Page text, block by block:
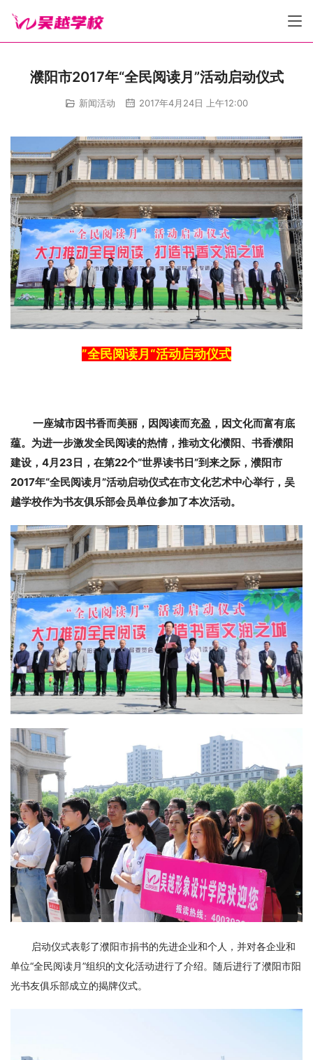
濮阳市2017年“全民阅读月”活动启动仪式
新闻活动 2017年4月24日 上午12:00
”全民阅读月“活动启动仪式
一座城市因书香而美丽，因阅读而充盈，因文化而富有底
蕴。为进一步激发全民阅读的热情，推动文化濮阳、书香濮阳
建设，4月23日，在第22个“世界读书日”到来之际，濮阳市
2017年“全民阅读月”活动启动仪式在市文化艺术中心举行，吴
越学校作为书友俱乐部会员单位参加了本次活动。
启动仪式表彰了濮阳市捐书的先进企业和个人，并对各企业和
单位“全民阅读月”组织的文化活动进行了介绍。随后进行了濮阳市阳
光书友俱乐部成立的揭牌仪式。